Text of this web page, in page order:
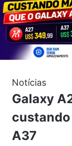
Notícias
Galaxy
custando
A37